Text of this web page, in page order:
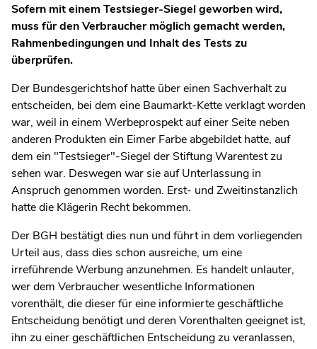
Sofern mit einem Testsieger-Siegel geworben wird,
muss für den Verbraucher möglich gemacht werden,
Rahmenbedingungen und Inhalt des Tests zu
überprüfen.
Der Bundesgerichtshof hatte über einen Sachverhalt zu
entscheiden, bei dem eine Baumarkt-Kette verklagt worden
war, weil in einem Werbeprospekt auf einer Seite neben
anderen Produkten ein Eimer Farbe abgebildet hatte, auf
dem ein "Testsieger"-Siegel der Stiftung Warentest zu
sehen war. Deswegen war sie auf Unterlassung in
Anspruch genommen worden. Erst- und Zweitinstanzlich
hatte die Klägerin Recht bekommen.
Der BGH bestätigt dies nun und führt in dem vorliegenden
Urteil aus, dass dies schon ausreiche, um eine
irreführende Werbung anzunehmen. Es handelt unlauter,
wer dem Verbraucher wesentliche Informationen
vorenthält, die dieser für eine informierte geschäftliche
Entscheidung benötigt und deren Vorenthalten geeignet ist,
ihn zu einer geschäftlichen Entscheidung zu veranlassen,